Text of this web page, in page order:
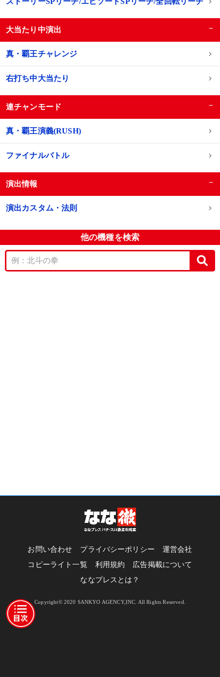
大当たり中演出 −
真・覇王チャレンジ
右打ち中大当たり
連チャンモード −
真・覇王演義(RUSH)
ファイナルバトル
演出情報 −
演出カスタム・法則
他の機種を検索
お問い合わせ プライバシーポリシー
運営会社
コピーライト一覧
利用規約
広告掲載について
ななプレスとは？
Copyright© 2020 SANKYO AGENCY,INC. All Rights Reserved.